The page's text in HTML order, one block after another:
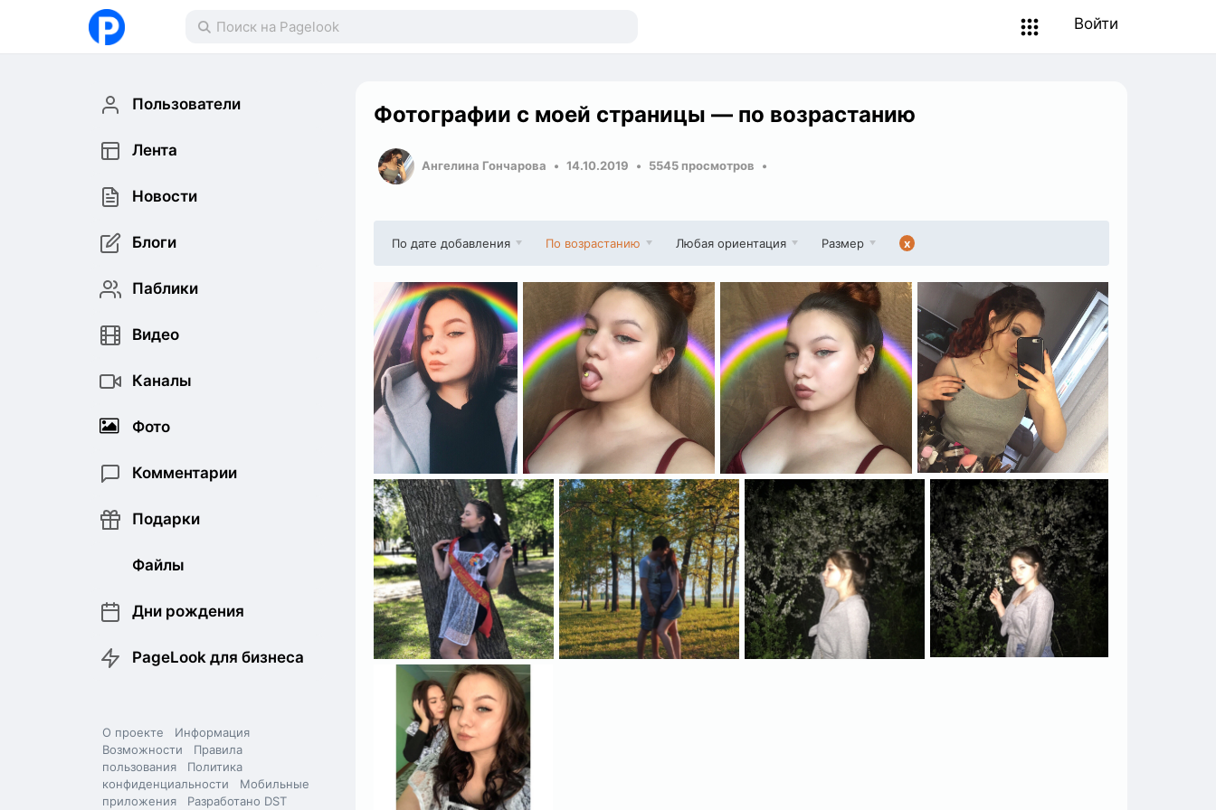
Войти
Пользователи
Лента
Новости
Блоги
Паблики
Видео
Каналы
Фото
Комментарии
Подарки
Файлы
Дни рождения
PageLook для бизнеса
О проекте
Информация
Возможности
Правила
пользования
Политика
конфиденциальности
Мобильные
приложения
Разработано DST
Фотографии с моей страницы — по возрастанию
Ангелина Гончарова 14.10.2019 5545 просмотров
По дате добавления По возрастанию Любая ориентация Размер x